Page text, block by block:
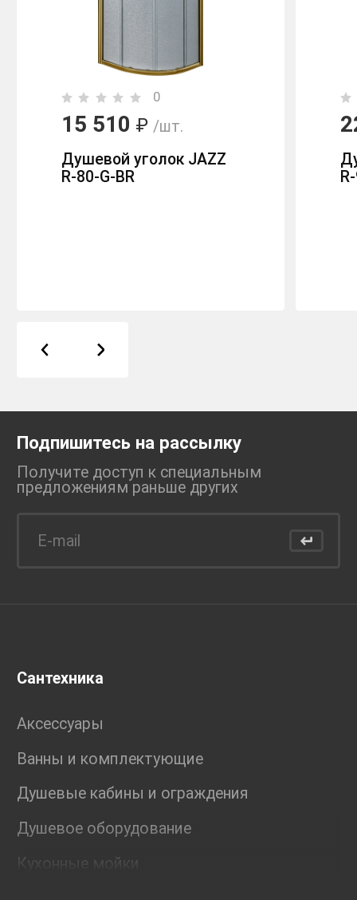
0
15 510 ₽ /шт.
Душевой уголок JAZZ
R-80-G-BR
Подпишитесь на рассылку
Получите доступ к специальным
предложениям раньше других
Сантехника
Аксессуары
Ванны и комплектующие
Душевые кабины и ограждения
Душевое оборудование
Кухонные мойки